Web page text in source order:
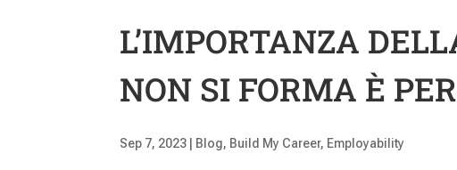
L’IMPORTANZA
NON SI FORMA È
Sep 7, 2023 Blog, Build My Career, Employability